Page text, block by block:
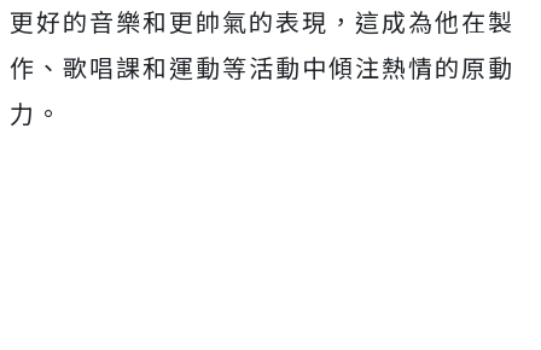
更好的音樂和更帥氣的表現，這成為他在製
作、歌唱課和運動等活動中傾注熱情的原動
力。